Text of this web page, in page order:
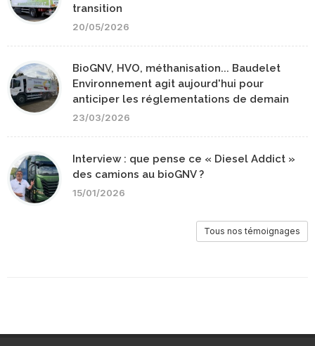
transition
20/05/2026
BioGNV, HVO, méthanisation... Baudelet
Environnement agit aujourd'hui pour
anticiper les réglementations de demain
23/03/2026
Interview : que pense ce « Diesel Addict »
des camions au bioGNV ?
15/01/2026
Tous nos témoignages